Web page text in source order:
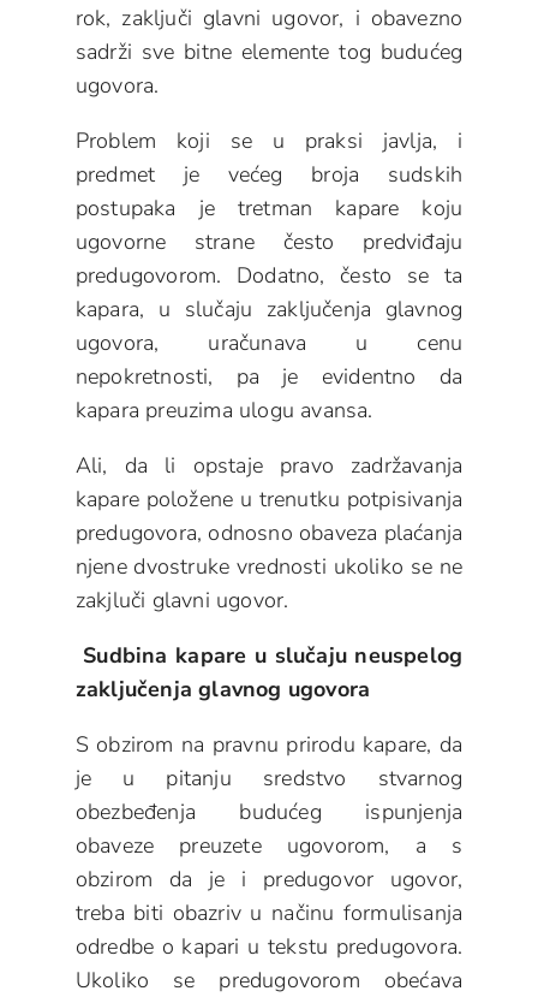
rok, zaključi glavni ugovor, i obavezno
sadrži sve bitne elemente tog budućeg
ugovora.
Problem koji se u praksi javlja, i
predmet je većeg broja sudskih
postupaka je tretman kapare koju
ugovorne strane često predviđaju
predugovorom. Dodatno, često se ta
kapara, u slučaju zaključenja glavnog
ugovora, uračunava u cenu
nepokretnosti, pa je evidentno da
kapara preuzima ulogu avansa.
Ali, da li opstaje pravo zadržavanja
kapare položene u trenutku potpisivanja
predugovora, odnosno obaveza plaćanja
njene dvostruke vrednosti ukoliko se ne
zakjluči glavni ugovor.
Sudbina kapare u slučaju neuspelog
zaključenja glavnog ugovora
S obzirom na pravnu prirodu kapare, da
je u pitanju sredstvo stvarnog
obezbeđenja budućeg ispunjenja
obaveze preuzete ugovorom, a s
obzirom da je i predugovor ugovor,
treba biti obazriv u načinu formulisanja
odredbe o kapari u tekstu predugovora.
Ukoliko se predugovorom obećava